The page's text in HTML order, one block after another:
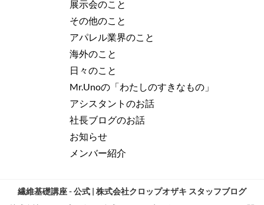
展示会のこと
その他のこと
アパレル業界のこと
海外のこと
日々のこと
Mr.Unoの「わたしのすきなもの」
アシスタントのお話
社長ブログのお話
お知らせ
メンバー紹介
繊維基礎講座 - 公式 | 株式会社クロップオザキ スタッフブログ